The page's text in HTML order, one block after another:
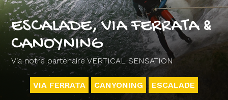
ESCALADE, VIA FERRATA &
CANOYNING
Via notre partenaire VERTICAL SENSATION
VIA FERRATA CANYONING ESCALADE